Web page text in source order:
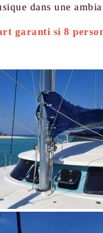
dans une
garanti si 8